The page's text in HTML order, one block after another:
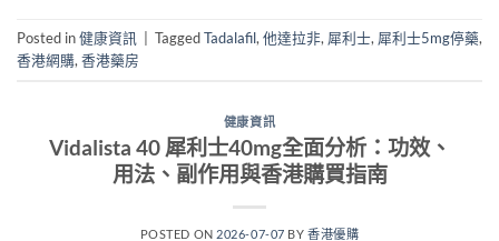
Posted in健康資訊 TaggedTadalafil,他達拉非, 犀利士, 犀利士5mg停藥,
香港網購,香港藥房
健康資訊
Vidalista 40 犀利士40mg全面分析：功效、
用法、副作用與香港購買指南
POSTED ON 2026-07-07 BY香港優購